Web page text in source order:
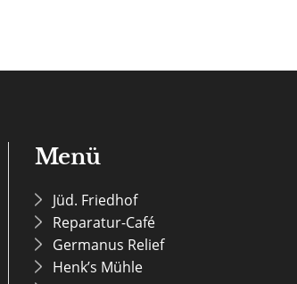
Menü
Jüd. Friedhof
Reparatur-Café
Germanus Relief
Henk’s Mühle